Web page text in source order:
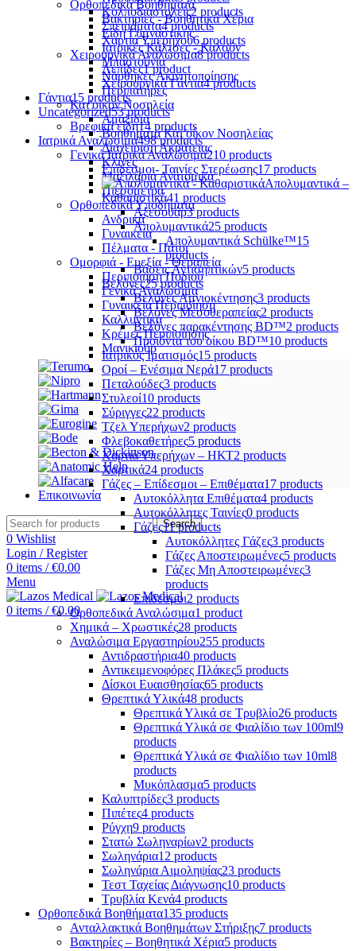
Ορθοπεδικά Βοηθήματα
Βακτηρίες - Βοηθητικά Χέρια
Είδη Γυμναστικής
Ιατρικές Κάλτσες - Καλσόν
Μπαστούνια
Νάρθηκες Ακινητοποίησης
Περιπατήρες
Κατ'οίκον Νοσηλεία
Αμαξίδια
Βοηθήματα Κατ'οίκον Νοσηλείας
Διαχείριση Ακράτειας
Κλίνες
Μαξιλάρια Ανατομικά
Πιεσόμετρα
Ορθοπεδικά Υποδήματα
Ανδρικά
Γυναικεία
Πέλματα - Πάτοι
Ομορφιά - Ευεξία - Θεραπεία
Περιποίηση Ποδιού
Γενικά Αναλώσιμα
Γυναικεία Περιποίηση
Καλλυντικά
Κρέμες Περιποίησης
Μανικιούρ
Επικοινωνία
Search
0 Wishlist
Login / Register
0 items / €0.00
Menu
0 items / €0.00
Κολποδιαστολείς2 products
Σπειράματα4 products
Χαρτιά Υπερήχου6 products
Χειρουργικά Αναλώσιμα8 products
Λεπίδες1 product
Χειρουργικά Γάντια4 products
Γάντια15 products
Uncategorized53 products
Βρεφικά είδη14 products
Ιατρικά Αναλώσιμα498 products
Γενικά Ιατρικά Αναλώσιμα210 products
Επίδεσμοι- Ταινίες Στερέωσης17 products
Απολυμαντικά –
Καθαριστικά41 products
Αξεσουάρ3 products
Απολυμαντικά25 products
Απολυμαντικά Schülke™15
products
Βάσεις Αντισηπτικών5 products
Βελόνες25 products
Βελόνες Αμνιοκέντησης3 products
Βελόνες Μεσοθεραπείας2 products
Βελόνες παρακέντησης BD™2 products
Προϊόντα του οίκου BD™10 products
Ιατρικός Ιματισμός15 products
Οροί – Ενέσιμα Νερά17 products
Πεταλούδες3 products
Στυλεοί10 products
Σύριγγες22 products
Τζελ Υπερήχων2 products
Φλεβοκαθετήρες5 products
Χαρτιά Υπερήχων – ΗΚΤ2 products
Χαρτικά24 products
Γάζες – Επίδεσμοι – Επιθέματα17 products
Αυτοκόλλητα Επιθέματα4 products
Αυτοκόλλητες Ταινίες0 products
Γάζες11 products
Αυτοκόλλητες Γάζες3 products
Γάζες Αποστειρωμένες5 products
Γάζες Μη Αποστειρωμένες3
products
Επίδεσμοι2 products
Ορθοπεδικά Αναλώσιμα1 product
Χημικά – Χρωστικές28 products
Αναλώσιμα Εργαστηρίου255 products
Αντιδραστήρια40 products
Αντικειμενοφόρες Πλάκες5 products
Δίσκοι Ευαισθησίας65 products
Θρεπτικά Υλικά48 products
Θρεπτικά Υλικά σε Τρυβλίο26 products
Θρεπτικά Υλικά σε Φιαλίδιο των 100ml9
products
Θρεπτικά Υλικά σε Φιαλίδιο των 10ml8
products
Μυκόπλασμα5 products
Καλυπτρίδες3 products
Πιπέτες4 products
Ρύγχη9 products
Στατώ Σωληναρίων2 products
Σωληνάρια12 products
Σωληνάρια Αιμοληψίας23 products
Τεστ Ταχείας Διάγνωσης10 products
Τρυβλία Κενά4 products
Ορθοπεδικά Βοηθήματα135 products
Ανταλλακτικά Βοηθημάτων Στήριξης7 products
Βακτηρίες – Βοηθητικά Χέρια5 products